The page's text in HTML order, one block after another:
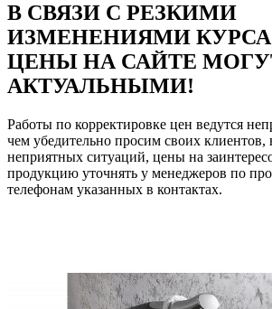
В СВЯЗИ С РЕЗКИМИ
ИЗМЕНЕНИЯМИ
ЦЕНЫ НА САЙТЕ
АКТУАЛЬНЫМИ!
Работы по корректировке цен ведутся
чем убедительно просим своих клиентов,
неприятных ситуаций, цены на
продукцию уточнять у менеджеров по
телефонам указанных в контактах.